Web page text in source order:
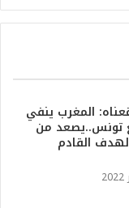
المغرب ينفي
تونس..يصعد من
القادم